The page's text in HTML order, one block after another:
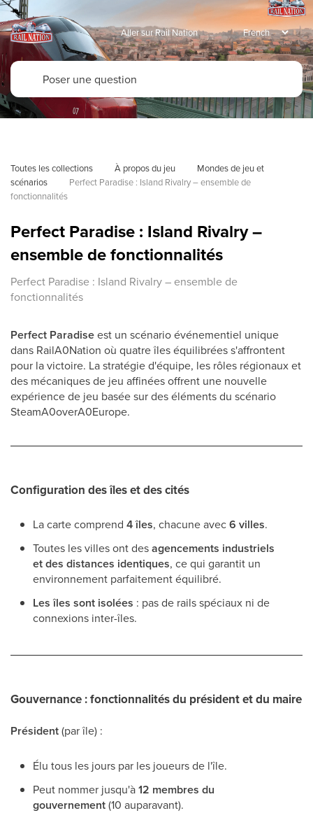
Aller sur Rail Nation
Toutes les collections À propos du jeu
Mondes de jeu et
scénarios
Perfect Paradise : Island Rivalry – ensemble de
fonctionnalités
Perfect Paradise : Island Rivalry –
ensemble de fonctionnalités
Perfect Paradise : Island Rivalry – ensemble de
fonctionnalités
Perfect Paradiseest un scénario événementiel unique
dans RailA0Nation où quatre îles équilibrées s'affrontent
pour la victoire. La stratégie d'équipe, les rôles régionaux et
des mécaniques de jeu affinées offrent une nouvelle
expérience de jeu basée sur des éléments du scénario
SteamA0overA0Europe.
Configuration des îles et des cités
La carte comprend 4 îles, chacune avec6 villes.
Toutes les villes ont desagencements industriels
et des distances identiques, ce qui garantit un
environnement parfaitement équilibré.
Les îles sont isolées : pas de rails spéciaux ni de
connexions inter-îles.
Gouvernance : fonctionnalités du président et du maire
Président(par île) :
Élu tous les jours par les joueurs de l'île.
Peut nommer jusqu'à12 membres du
gouvernement(10 auparavant).